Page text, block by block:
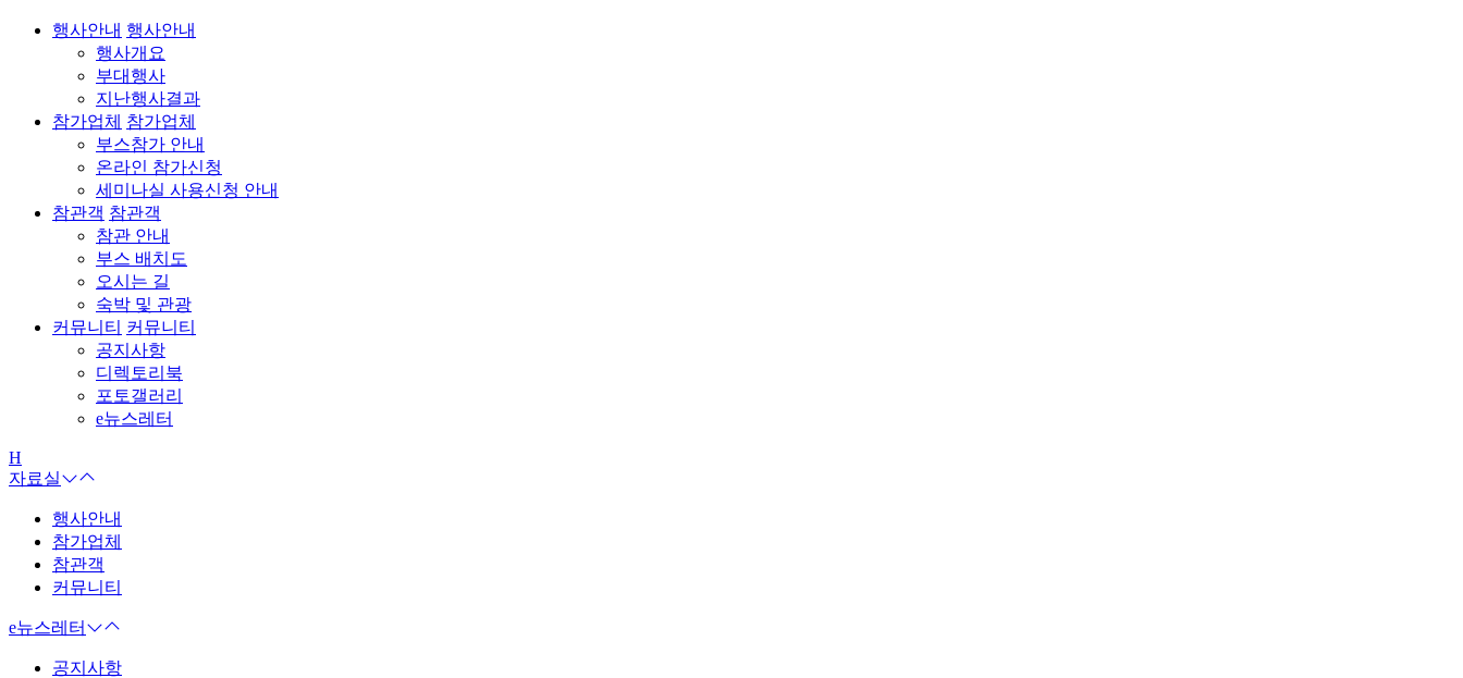
행사안내 행사안내
행사개요
부대행사
지난행사결과
참가업체 참가업체
부스참가 안내
온라인 참가신청
세미나실 사용신청 안내
참관객 참관객
참관 안내
부스 배치도
오시는 길
숙박 및 관광
커뮤니티 커뮤니티
공지사항
디렉토리북
포토갤러리
e뉴스레터
H
자료실
행사안내
참가업체
참관객
커뮤니티
e뉴스레터
공지사항